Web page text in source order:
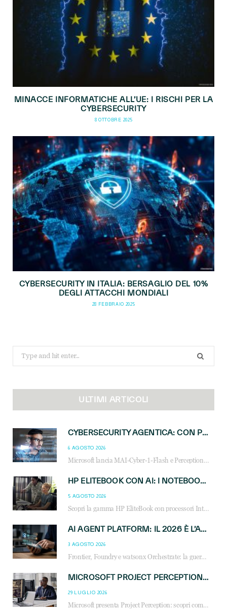
MINACCE INFORMATICHE ALL’UE: I RISCHI PER LA
CYBERSECURITY
8 OTTOBRE 2025
CYBERSECURITY IN ITALIA: BERSAGLIO DEL 10%
DEGLI ATTACCHI MONDIALI
28 FEBBRAIO 2025
Search
for:
ULTIMI ARTICOLI
CYBERSECURITY AGENTICA: CON PERCEPTION E MAI-CYBER-1-FLASH MICROSOFT APRE NUOVI SERVIZI PER IL CANALE
6 AGOSTO 2026
Microsoft lancia MAI-Cyber-1-Flash e Perception: cybersecurity agentica in preview dal 3 novembre. Cosa cambia per MSP, system integrator e reseller.
HP ELITEBOOK CON AI: I NOTEBOOK BUSINESS INTELLIGENTI CHE TRASFORMANO PRODUTTIVITÀ, SICUREZZA E LAVORO IBRIDO
5 AGOSTO 2026
Scopri la gamma HP EliteBook con processori Intel® Core™ Ultra e AMD Ryzen™ AI. Notebook business progettati per aumentare la produttività, migliorare la collaborazione e garantire sicurezza avanzata in ufficio e in mobilità.
AI AGENT PLATFORM: IL 2026 È L’ANNO DEL «SISTEMA OPERATIVO» PER GLI AGENTI AZIENDALI
3 AGOSTO 2026
Frontier, Foundry e watsonx Orchestrate: la guerra delle piattaforme AI agent ridisegna il mercato IT. Cosa cambia per reseller, MSP e system integrator.
MICROSOFT PROJECT PERCEPTION: COME GLI AGENTI AI CAMBIERANNO SOC, CYBERSECURITY E SERVIZI MSP
29 LUGLIO 2026
Microsoft presenta Project Perception: scopri come gli agenti AI possono trasformare cybersecurity, SOC e servizi gestiti degli MSP.